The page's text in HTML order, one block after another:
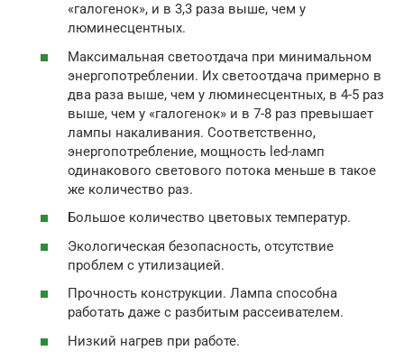
«галогенок», и в 3,3 раза выше, чем у
люминесцентных.
Максимальная светоотдача при минимальном
энергопотреблении. Их светоотдача примерно в
два раза выше, чем у люминесцентных, в 4-5 раз
выше, чем у «галогенок» и в 7-8 раз превышает
лампы накаливания. Соответственно,
энергопотребление, мощность led-ламп
одинакового светового потока меньше в такое
же количество раз.
Большое количество цветовых температур.
Экологическая безопасность, отсутствие
проблем с утилизацией.
Прочность конструкции. Лампа способна
работать даже с разбитым рассеивателем.
Низкий нагрев при работе.